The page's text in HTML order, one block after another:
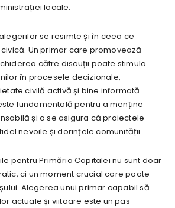
locale.
se resimte și în ceea ce
Un primar care promovează
către discuții poate stimula
în procesele decizionale,
civilă activă și bine informată.
fundamentală pentru a menține
și a se asigura că proiectele
nevoile și dorințele comunității.
pentru Primăria Capitalei nu sunt doar
ci un moment crucial care poate
Alegerea unui primar capabil să
actuale și viitoare este un pas